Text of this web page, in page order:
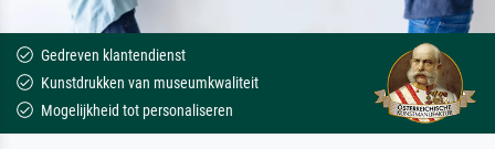
Gedreven klantendienst
Kunstdrukken van museumkwaliteit
Mogelijkheid tot personaliseren